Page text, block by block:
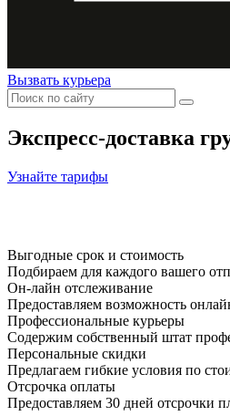
Вызвать курьера
Экспресс-доставка
Узнайте тарифы
Выгодные срок и стоимость
Подбираем для каждого вашего
Он-лайн отслеживание
Предоставляем возможность
Профессиональные курьеры
Содержим собственный штат
Персональные скидки
Предлагаем гибкие условия по
Отсрочка оплаты
Предоставляем 30 дней отсрочки